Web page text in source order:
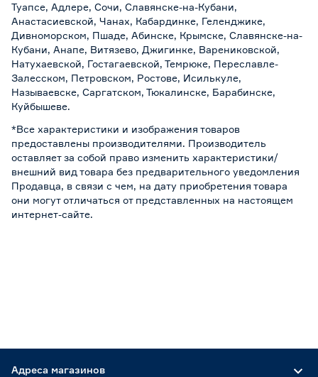
Туапсе, Адлере, Сочи, Славянске-на-Кубани,
Анастасиевской, Чанах, Кабардинке, Геленджике,
Дивноморском, Пшаде, Абинске, Крымске, Славянске-на-
Кубани, Анапе, Витязево, Джигинке, Варениковской,
Натухаевской, Гостагаевской, Темрюке, Переславле-
Залесском, Петровском, Ростове, Исилькуле,
Называевске, Саргатском, Тюкалинске, Барабинске,
Куйбышеве.
*Все характеристики и изображения товаров
предоставлены производителями. Производитель
оставляет за собой право изменить характеристики/
внешний вид товара без предварительного уведомления
Продавца, в связи с чем, на дату приобретения товара
они могут отличаться от представленных на настоящем
интернет-сайте.
Адреса магазинов